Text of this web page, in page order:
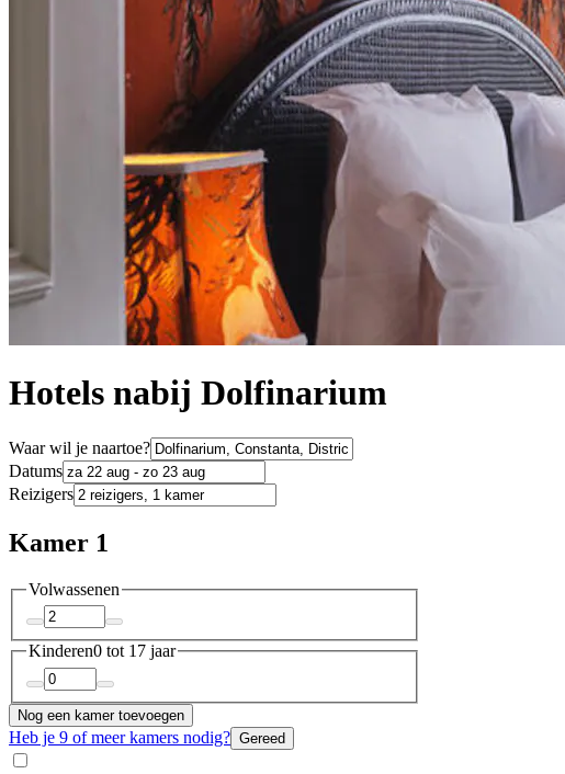
Hotels nabij Dolfinarium
Waar wil je naartoe?
Datums
Reizigers
Kamer 1
Volwassenen
Kinderen0 tot 17 jaar
Nog een kamer toevoegen
Heb je 9 of meer kamers nodig? Gereed